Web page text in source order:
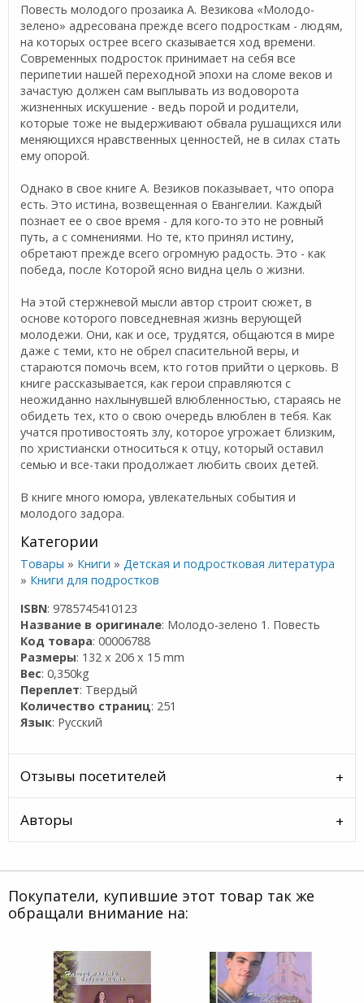
Повесть молодого прозаика А. Везикова «Молодо-
зелено» адресована прежде всего подросткам - людям,
на которых острее всего сказывается ход времени.
Современных подросток принимает на себя все
перипетии нашей переходной эпохи на сломе веков и
зачастую должен сам выплывать из водоворота
жизненных искушение - ведь порой и родители,
которые тоже не выдерживают обвала рушащихся или
меняющихся нравственных ценностей, не в силах стать
ему опорой.
Однако в свое книге А. Везиков показывает, что опора
есть. Это истина, возвещенная о Евангелии. Каждый
познает ее о свое время - для кого-то это не ровный
путь, а с сомнениями. Но те, кто принял истину,
обретают прежде всего огромную радость. Это - как
победа, после Которой ясно видна цель о жизни.
На этой стержневой мысли автор строит сюжет, в
основе которого повседневная жизнь верующей
молодежи. Они, как и осе, трудятся, общаются в мире
даже с теми, кто не обрел спасительной веры, и
стараются помочь всем, кто готов прийти о церковь. В
книге рассказывается, как герои справляются с
неожиданно нахлынувшей влюбленностью, стараясь не
обидеть тех, кто о свою очередь влюблен в тебя. Как
учатся противостоять злу, которое угрожает близким,
по христиански относиться к отцу, который оставил
семью и все-таки продолжает любить своих детей.
В книге много юмора, увлекательных события и
молодого задора.
Категории
Товары » Книги »Детская и подростковая литература
» Книги для подростков
ISBN: 9785745410123
Название в оригинале: Молодо-зелено 1. Повесть
Код товара: 00006788
Размеры: 132 x 206 x 15 mm
Вес: 0,350kg
Переплет: Твердый
Количество страниц: 251
Язык: Русский
Отзывы посетителей
Авторы
Покупатели, купившие этот товар так же
обращали внимание на: